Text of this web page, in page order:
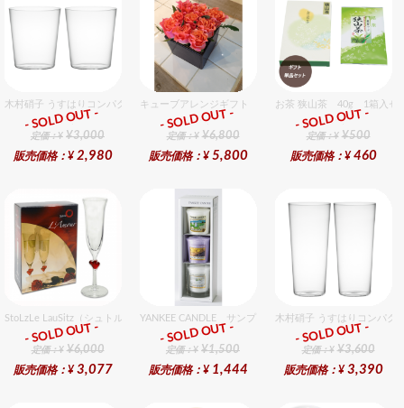
木村硝子 うすはりコンパクト390cc オールドグラスギフトセット（2個入り）
ギフト
定価：¥ ¥3,000
販売価格：¥ 2,980
- SOLD OUT -
キューブアレンジギフト オレンジ
ギフト
定価：¥ ¥6,800
販売価格：¥ 5,800
- SOLD OUT -
お茶 狭山茶 40g 1箱入セ
ギフト
定価：¥ ¥500
販売価格：¥ 460
- SOLD OUT -
StoLzLe LauSitz（シュトルツル ラウンジッツ） アモーレ シャンパン レッド 2個入りセッ
ギフト
定価：¥ ¥6,000
販売価格：¥ 3,077
- SOLD OUT -
YANKEE CANDLE サンプラー3個・ホルダーセット グ
ギフト
定価：¥ ¥1,500
販売価格：¥ 1,444
- SOLD OUT -
木村硝子 うすはりコンパク
ギフト
定価：¥ ¥3,600
販売価格：¥ 3,390
- SOLD OUT -